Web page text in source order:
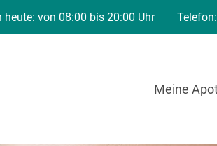
von 08:00 bis 20:00 Uhr Telefon:
Meine